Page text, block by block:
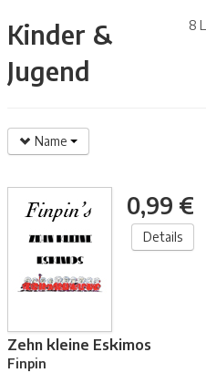
8
Kinder &
Jugend
Name
0,99 €
Details
Zehn kleine Eskimos
Finpin